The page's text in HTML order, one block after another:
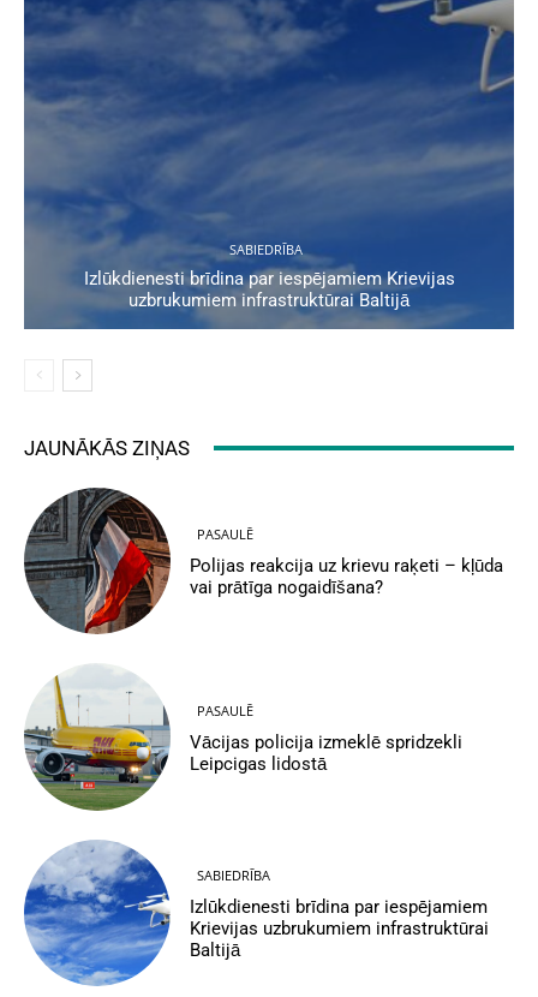
SABIEDRĪBA
Izlūkdienesti brīdina par iespējamiem Krievijas
uzbrukumiem infrastruktūrai Baltijā
JAUNĀKĀS ZIŅAS
PASAULĒ
Polijas reakcija uz krievu raķeti – kļūda
vai prātīga nogaidīšana?
PASAULĒ
Vācijas policija izmeklē spridzekli
Leipcigas lidostā
SABIEDRĪBA
Izlūkdienesti brīdina par iespējamiem
Krievijas uzbrukumiem infrastruktūrai
Baltijā